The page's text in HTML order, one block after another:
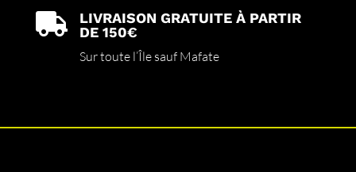

LIVRAISON GRATUITE À PARTIR
DE 150€
Sur toute l’Île sauf Mafate